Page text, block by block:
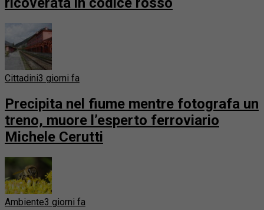
Cittadini3 giorni fa
Precipita nel fiume mentre fotografa un
treno, muore l’esperto ferroviario
Michele Cerutti
Ambiente3 giorni fa